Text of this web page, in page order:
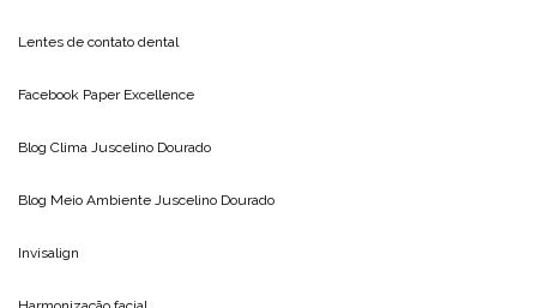
Lentes de contato dental
Facebook Paper Excellence
Blog Clima Juscelino Dourado
Blog Meio Ambiente Juscelino Dourado
Invisalign